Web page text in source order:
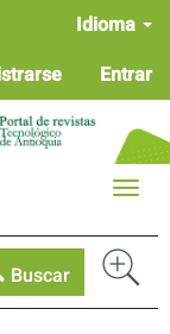
Idioma
Entrar
Buscar
Toggle